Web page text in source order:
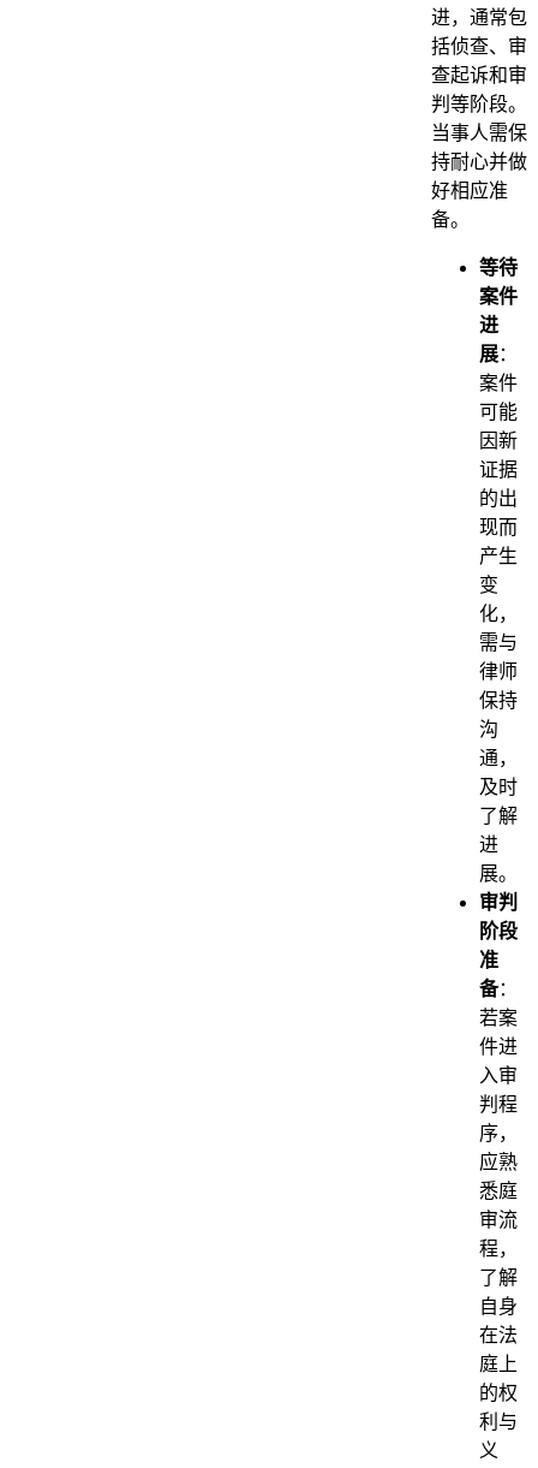
进，通常包
括侦查、审
查起诉和审
判等阶段。
当事人需保
持耐心并做
好相应准
备。
等待
案件
进
展：
案件
可能
因新
证据
的出
现而
产生
变
化，
需与
律师
保持
沟
通，
及时
了解
进
展。
审判
阶段
准
备：
若案
件进
入审
判程
序，
应熟
悉庭
审流
程，
了解
自身
在法
庭上
的权
利与
义